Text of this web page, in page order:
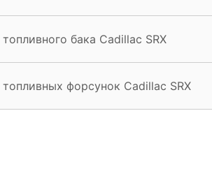
бака Cadillac SRX
форсунок Cadillac SRX